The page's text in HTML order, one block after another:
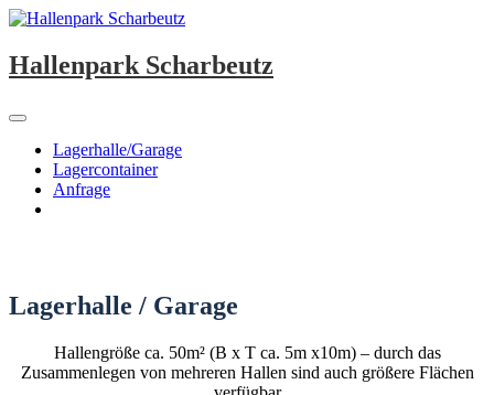
Springe
Inhalt
Hallenpark Scharbeutz
Lagerhalle/Garage
Lagercontainer
Anfrage
Lagerhalle / Garage
Hallengröße ca. 50m² (B x T ca. 5m x10m) – durch das
Zusammenlegen von mehreren Hallen sind auch größere Flächen